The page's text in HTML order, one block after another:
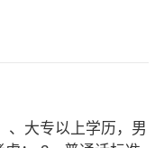
、大专以上学历，男